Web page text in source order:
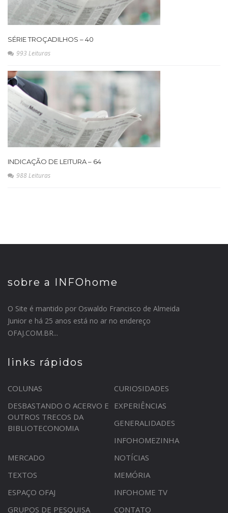
SÉRIE TROÇADILHOS – 40
993 Leituras
INDICAÇÃO DE LEITURA – 64
988 Leituras
sobre a INFOhome
O Site é mantido por Oswaldo Francisco de Almeida
Junior e há 25 anos está no ar no endereço
OFAJ.COM.BR...
links rápidos
COLUNAS
CURIOSIDADES
DESBASTANDO O ACERVO E
OUTROS TRECOS DA
BIBLIOTECONOMIA
EXPERIÊNCIAS
GENERALIDADES
INFOHOMEZINHA
MERCADO
NOTÍCIAS
TEXTOS
MEMÓRIA
ESPAÇO OFAJ
INFOHOME TV
GRUPOS DE PESQUISA
CONTATO